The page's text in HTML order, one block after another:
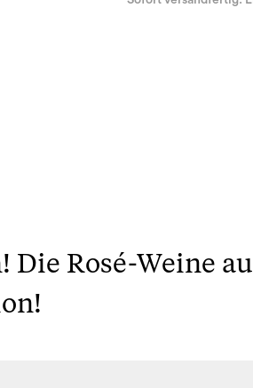
Die Rosé-Weine